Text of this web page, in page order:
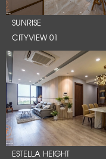
SUNRISE
CITYVIEW 01
ESTELLA HEIGHT